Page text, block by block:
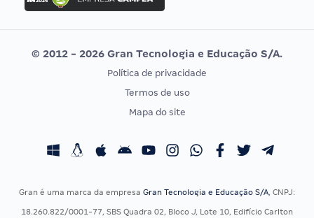
Concurso MPU
Editais publicados
Vunesp
CONCURSOS POR PROFISSÃO
Concursos Fiscais
EXAME DE ORDEM
Calendário OAB
© 2012 - 2026 Gran Tecnologia e Educação S/A.
Política de privacidade
Termos de uso
Mapa do site
Gran é uma marca da empresa Gran Tecnologia e Educação S/A, CNPJ:
18.260.822/0001-77, SBS Quadra 02, Bloco J, Lote 10, Edifício Carlton